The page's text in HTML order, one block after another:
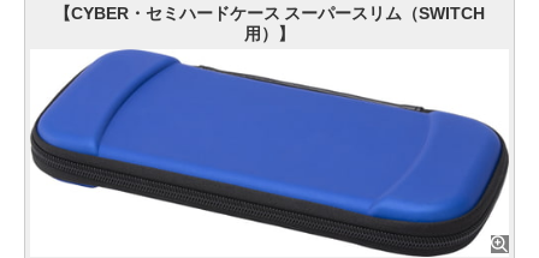
【CYBER・セミハードケース スーパースリム（SWITCH
用）】